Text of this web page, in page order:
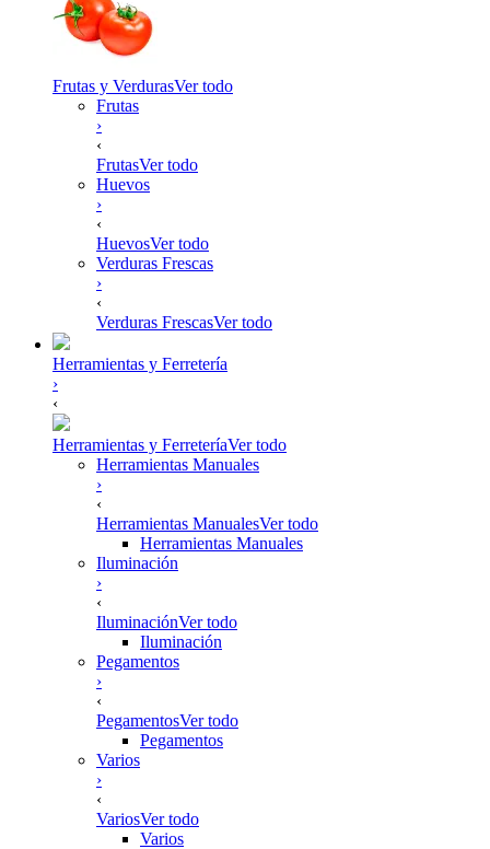
Frutas y VerdurasVer todo
Frutas
›
‹
FrutasVer todo
Huevos
›
‹
HuevosVer todo
Verduras Frescas
›
‹
Verduras FrescasVer todo
Herramientas y Ferretería
›
‹
Herramientas y FerreteríaVer todo
Herramientas Manuales
›
‹
Herramientas ManualesVer todo
Herramientas Manuales
Iluminación
›
‹
IluminaciónVer todo
Iluminación
Pegamentos
›
‹
PegamentosVer todo
Pegamentos
Varios
›
‹
VariosVer todo
Varios